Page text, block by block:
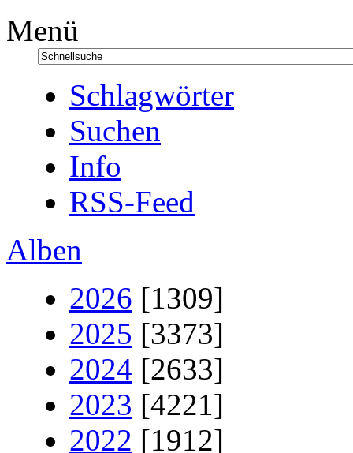
Menü
Schlagwörter
Suchen
Info
RSS-Feed
Alben
2026 [1309]
2025 [3373]
2024 [2633]
2023 [4221]
2022 [1912]